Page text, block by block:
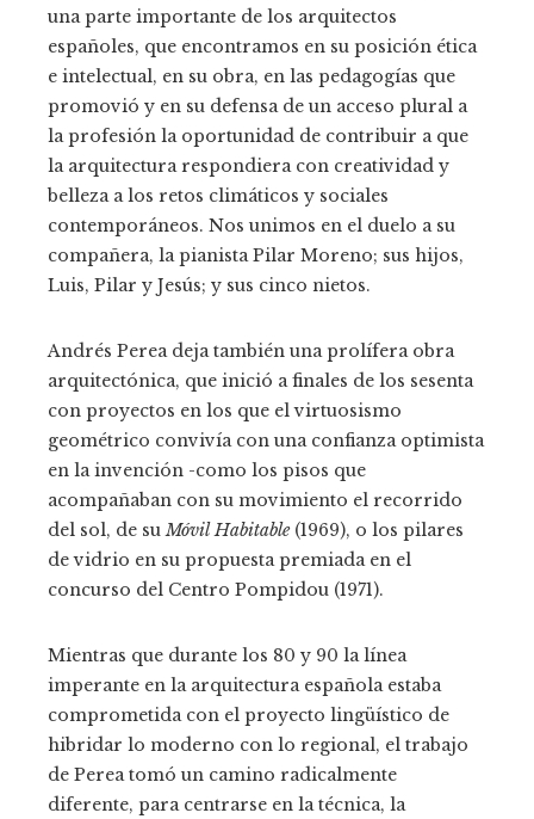
una parte importante de los arquitectos
españoles, que encontramos en su posición ética
e intelectual, en su obra, en las pedagogías que
promovió y en su defensa de un acceso plural a
la profesión la oportunidad de contribuir a que
la arquitectura respondiera con creatividad y
belleza a los retos climáticos y sociales
contemporáneos. Nos unimos en el duelo a su
compañera, la pianista Pilar Moreno; sus hijos,
Luis, Pilar y Jesús; y sus cinco nietos.
Andrés Perea deja también una prolífera obra
arquitectónica, que inició a finales de los sesenta
con proyectos en los que el virtuosismo
geométrico convivía con una confianza optimista
en la invención -como los pisos que
acompañaban con su movimiento el recorrido
del sol, de su Móvil Habitable (1969), o los pilares
de vidrio en su propuesta premiada en el
concurso del Centro Pompidou (1971).
Mientras que durante los 80 y 90 la línea
imperante en la arquitectura española estaba
comprometida con el proyecto lingüístico de
hibridar lo moderno con lo regional, el trabajo
de Perea tomó un camino radicalmente
diferente, para centrarse en la técnica, la